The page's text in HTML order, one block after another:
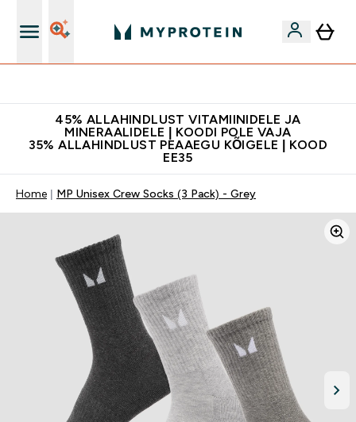
45% ALLAHINDLUST VITAMIINIDELE JA
MINERAALIDELE | KOODI POLE VAJA
35% ALLAHINDLUST PEAAEGU KÕIGELE | KOOD
EE35
Home MP Unisex Crew Socks (3 Pack) - Grey